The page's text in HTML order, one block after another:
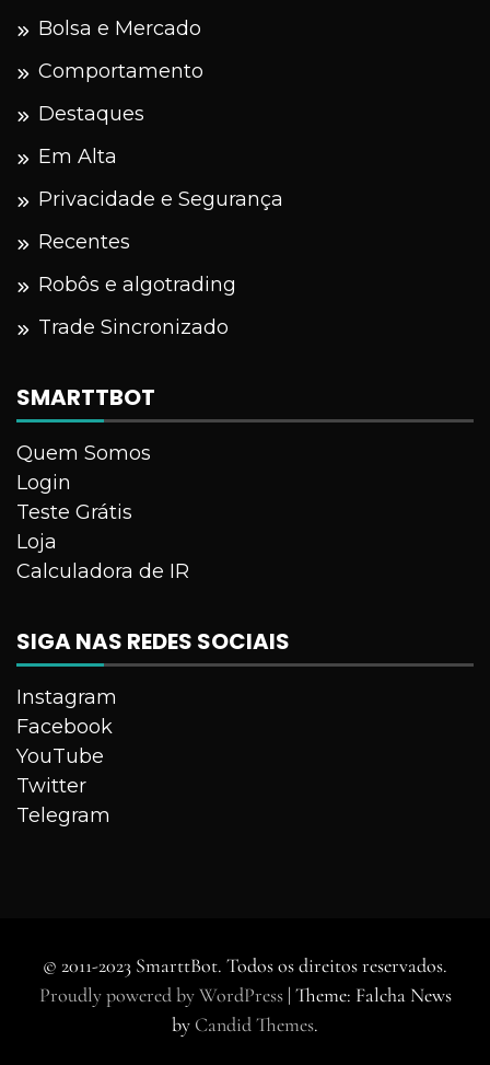
Bolsa e Mercado
Comportamento
Destaques
Em Alta
Privacidade e Segurança
Recentes
Robôs e algotrading
Trade Sincronizado
SMARTTBOT
Quem Somos
Login
Teste Grátis
Loja
Calculadora de IR
SIGA NAS REDES SOCIAIS
Instagram
Facebook
YouTube
Twitter
Telegram
© 2011-2023 SmarttBot. Todos os direitos reservados.
Proudly powered by WordPress | Theme: Falcha News
by Candid Themes.